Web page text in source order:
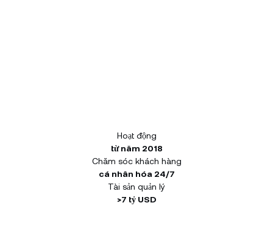
Hoạt động
từ năm 2018
Chăm sóc khách hàng
cá nhân hóa 24/7
Tài sản quản lý
>7 tỷ USD